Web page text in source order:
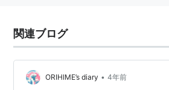
関連ブログ
ORIHIME’s diary • 4年前